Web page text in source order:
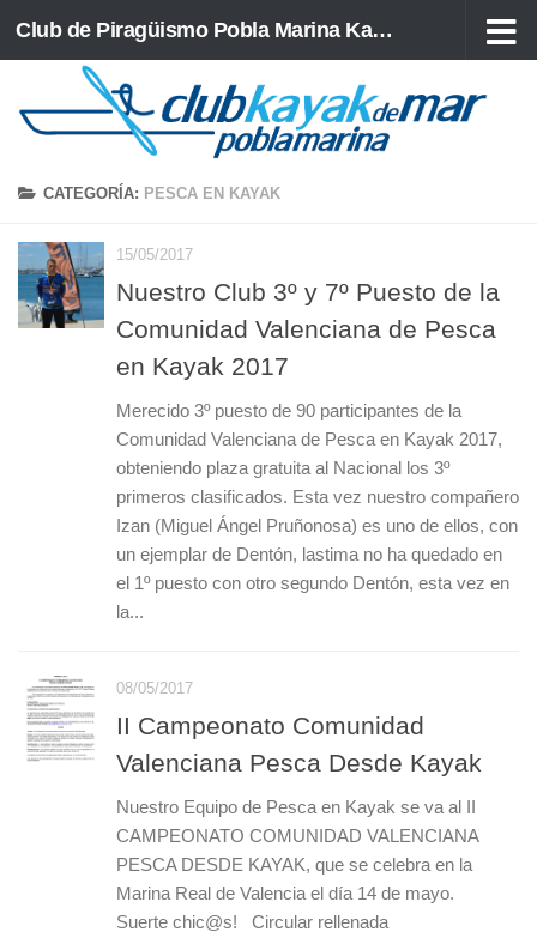
Saltar al contenido Club de Piragüismo Pobla Marina Kayak de Mar
CATEGORÍA: PESCA EN KAYAK
15/05/2017
Nuestro Club 3º y 7º Puesto de la
Comunidad Valenciana de Pesca
en Kayak 2017
Merecido 3º puesto de 90 participantes de la
Comunidad Valenciana de Pesca en Kayak 2017,
obteniendo plaza gratuita al Nacional los 3º
primeros clasificados. Esta vez nuestro compañero
Izan (Miguel Ángel Pruñonosa) es uno de ellos, con
un ejemplar de Dentón, lastima no ha quedado en
el 1º puesto con otro segundo Dentón, esta vez en
la...
08/05/2017
II Campeonato Comunidad
Valenciana Pesca Desde Kayak
Nuestro Equipo de Pesca en Kayak se va al II
CAMPEONATO COMUNIDAD VALENCIANA
PESCA DESDE KAYAK, que se celebra en la
Marina Real de Valencia el día 14 de mayo.
Suerte chic@s! Circular rellenada